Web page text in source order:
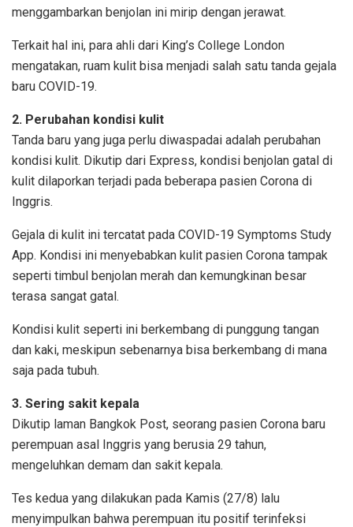
menggambarkan benjolan ini mirip dengan jerawat.
Terkait hal ini, para ahli dari King’s College London
mengatakan, ruam kulit bisa menjadi salah satu tanda gejala
baru COVID-19.
2. Perubahan kondisi kulit
Tanda baru yang juga perlu diwaspadai adalah perubahan
kondisi kulit. Dikutip dari Express, kondisi benjolan gatal di
kulit dilaporkan terjadi pada beberapa pasien Corona di
Inggris.
Gejala di kulit ini tercatat pada COVID-19 Symptoms Study
App. Kondisi ini menyebabkan kulit pasien Corona tampak
seperti timbul benjolan merah dan kemungkinan besar
terasa sangat gatal.
Kondisi kulit seperti ini berkembang di punggung tangan
dan kaki, meskipun sebenarnya bisa berkembang di mana
saja pada tubuh.
3. Sering sakit kepala
Dikutip laman Bangkok Post, seorang pasien Corona baru
perempuan asal Inggris yang berusia 29 tahun,
mengeluhkan demam dan sakit kepala.
Tes kedua yang dilakukan pada Kamis (27/8) lalu
menyimpulkan bahwa perempuan itu positif terinfeksi